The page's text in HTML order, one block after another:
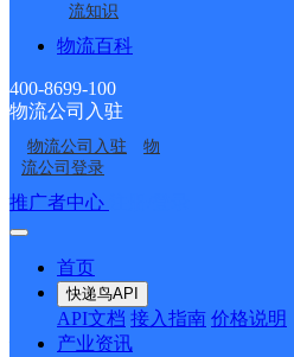
流知识
物流百科
400-8699-100
物流公司入驻
物流公司入驻
物
流公司登录
推广者中心
首页
快递鸟API
API文档 接入指南 价格说明
产业资讯
烟酒;口口香饺子;金阳光超市
旭早点;俱乐幼儿园;陈氏祖传;
碗肉;海龙饺子馆;好再来快餐;
馆;手工面;四川鲜面店;尚级理
超市晨光文具店;优客龙;王麻
楼中心;宏远汽车城;王便商店;
药店;尚居商务酒店;渭花路中
南朱家包子;万家和超市;海蓝
秦驾校报名处;心意综合商行;
渭南临渭区胜利大街营
业部
丰原邮政支局
龙背邮政所
桥南邮政所
孝义邮政所
接口API
API接口 DEMO下载
关于我们